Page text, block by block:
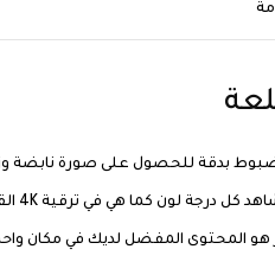
بدقة للحصول على صورة نابضة
المحتوى المفضل لديك في مكان واحد